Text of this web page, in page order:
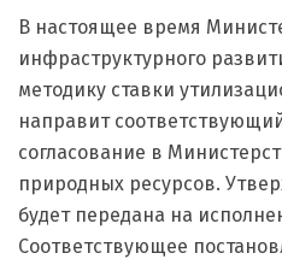
В настоящее время
инфраструктурного
методику ставки
направит
согласование в
природных ресурсов.
будет передана на
Соответствующее